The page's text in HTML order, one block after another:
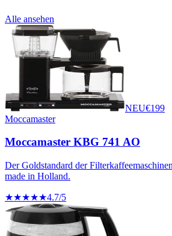
Alle ansehen
NEU€199
Moccamaster
Moccamaster KBG 741 AO
Der Goldstandard der
made in Holland.
★★★★★4.7/5